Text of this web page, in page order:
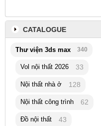
CATALOGUE
Thư viện 3ds max 340
Vol nội thất 2026 33
Nội thất nhà ở 128
Nội thất công trình 62
Đồ nội thất 43